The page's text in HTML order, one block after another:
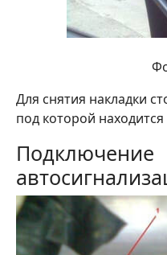
Для снятия накладки
под которой
Подключение